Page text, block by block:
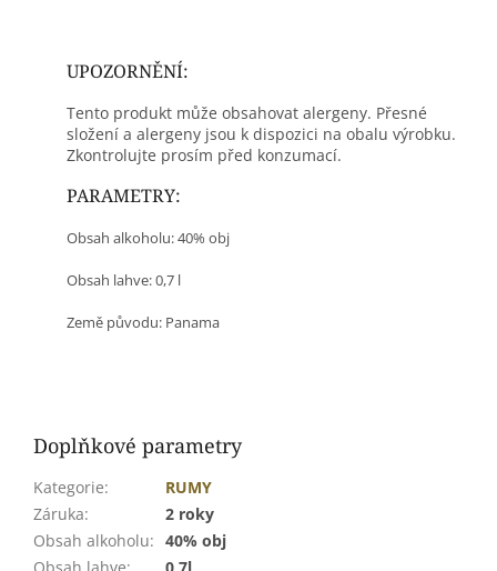
UPOZORNĚNÍ:
Tento produkt může obsahovat alergeny. Přesné
složení a alergeny jsou k dispozici na obalu výrobku.
Zkontrolujte prosím před konzumací.
PARAMETRY:
Obsah alkoholu: 40% obj
Obsah lahve: 0,7 l
Země původu: Panama
Doplňkové parametry
Kategorie:
RUMY
Záruka:
2 roky
Obsah alkoholu: 40% obj